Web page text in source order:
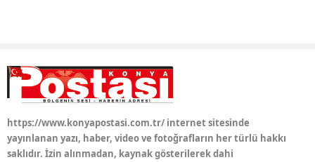
Bartın
Ardahan
https://www.konyapostasi.com.tr/ internet sitesinde
yayınlanan yazı, haber, video ve fotoğrafların her türlü hakkı
saklıdır. İzin alınmadan, kaynak gösterilerek dahi